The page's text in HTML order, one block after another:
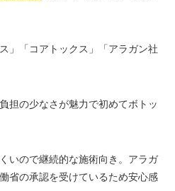
」「コアトックス」「アラガン社
担の少なさが魅力で初めてボトッ
いので継続的な施術向き。アラガ
省の承認を受けているため安心感